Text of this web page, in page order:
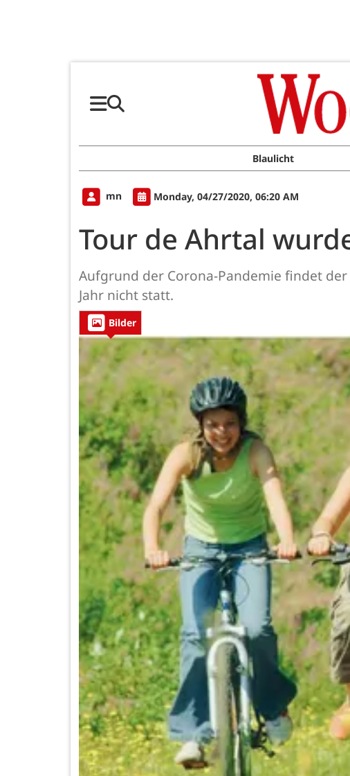
Blaulicht
mn Monday, 04/27/2020, 06:20 AM
Tour de Ahrtal
Aufgrund der Corona-Pandemie findet
Jahr nicht statt.
Bilder